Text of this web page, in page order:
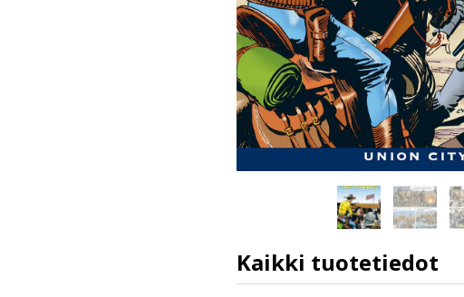
Kaikki tuotetiedot
ISBN